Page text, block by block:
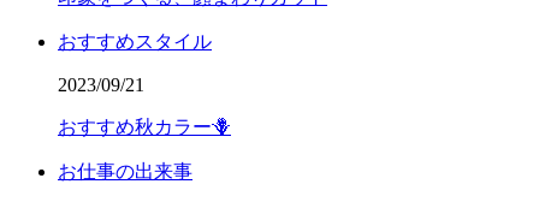
おすすめスタイル
2023/09/21
おすすめ秋カラー🪻
お仕事の出来事